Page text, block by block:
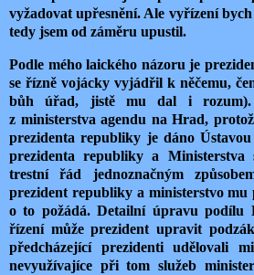
vyžadovat upřesnění. Ale vyřízení
tedy jsem od záměru upustil.
Podle mého laického názoru je
se řízně vojácky vyjádřil k něčemu,
bůh úřad, jistě mu dal i rozum).
z ministerstva agendu na Hrad,
prezidenta republiky je dáno
prezidenta republiky a Ministerstva
trestní řád jednoznačným
prezident republiky a ministerstvo mu
o to požádá. Detailní úpravu podílu
řízení může prezident upravit
předcházející prezidenti udělovali
nevyužívajíce při tom služeb